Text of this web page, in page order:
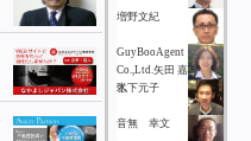
増野文紀
GuyBooAgent
Co.,Ltd.矢田 嘉
弘
木下元子
音無 幸文